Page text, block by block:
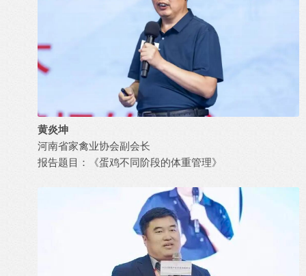
黄炎坤
河南省家禽业协会副会长
报告题目：《蛋鸡不同阶段的体重管理》